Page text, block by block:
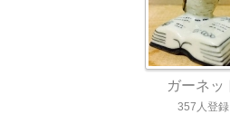
ガーネッ
357人登録